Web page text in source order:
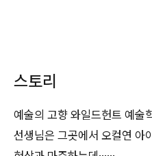
스토리
예술의 고향 와일드헌트 예술
선생님은 그곳에서 오컬연 아